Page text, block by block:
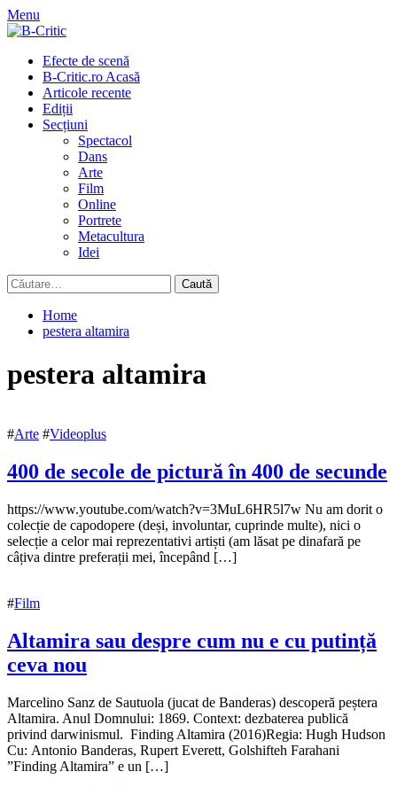
Skip
to
Menu
Primary
Menu
Efecte de scenă
B-Critic.ro Acasă
Articole recente
Ediții
Secțiuni
Spectacol
Dans
Arte
Film
Online
Portrete
Metacultura
Idei
Caută
după:
Home
pestera altamira
pestera altamira
#Arte #Videoplus
400 de secole de pictură în 400 de secunde
9
octombrie
201713
octombrie
https://www.youtube.com/watch?v=3MuL6HR5l7w Nu am dorit o
colecție de capodopere (deși, involuntar, cuprinde multe), nici o
selecție a celor mai reprezentativi artiști (am lăsat pe dinafară pe
câțiva dintre preferații mei, începând […]
#Film
Altamira sau despre cum nu e cu putință
ceva nou
25
septembrie
201625
septembrie
2016
Marcelino Sanz de Sautuola (jucat de Banderas) descoperă peștera
Altamira. Anul Domnului: 1869. Context: dezbaterea publică
privind darwinismul. Finding Altamira (2016)Regia: Hugh Hudson
Cu: Antonio Banderas, Rupert Everett, Golshifteh Farahani
”Finding Altamira” e un […]